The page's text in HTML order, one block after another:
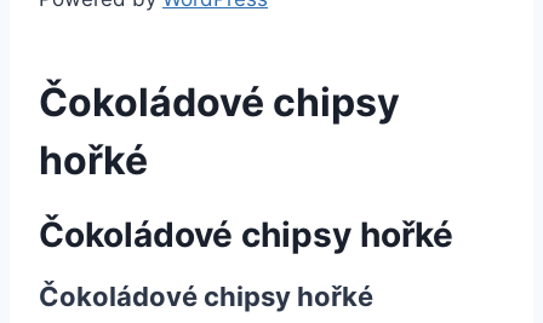
Čokoládové chipsy
hořké
Čokoládové chipsy hořké
Čokoládové chipsy hořké